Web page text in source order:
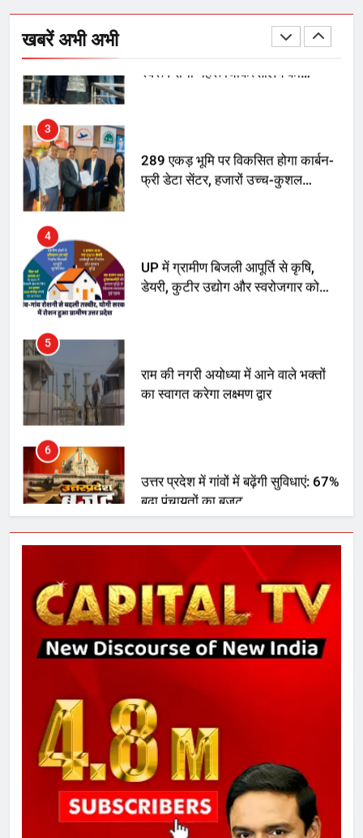
खबरें अभी अभी
अमर शहीद ठाकुर रोशन सिंह के नाम पर
स्वरूप रानी नेहरू चिकित्सालय का
अनिश्चितकालीन धरना शुरू
3
रोजगार सृजन की संभावना
4
मिला बढ़ावा
5
6
7
गाजा युद्धविराम को लेकर बड़ी खबरें
8
चुनाव से पहले लालू परिवार पर बड़ा झटका,
तय किए
1
SRN अस्पताल का नाम अमर शहीद ठाकुर
रोशन सिंह के नाम पर करने की मांग तेज